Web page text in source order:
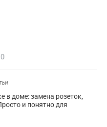
в доме: замена розеток,
и понятно для